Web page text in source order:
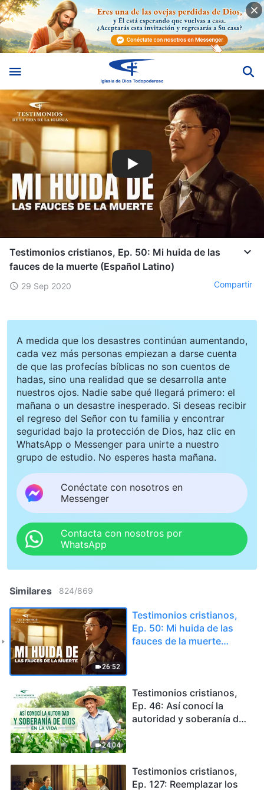
Testimonios cristianos, Ep. 50: Mi huida de las
fauces de la muerte (Español Latino)
29 Sep 2020 Compartir
A medida que los desastres continúan aumentando,
cada vez más personas empiezan a darse cuenta
de que las profecías bíblicas no son cuentos de
hadas, sino una realidad que se desarrolla ante
nuestros ojos. Nadie sabe qué llegará primero: el
mañana o un desastre inesperado. Si deseas recibir
el regreso del Señor con tu familia y encontrar
seguridad bajo la protección de Dios, haz clic en
WhatsApp o Messenger para unirte a nuestro
grupo de estudio. No esperes hasta mañana.
Conéctate con nosotros en
Messenger
Contacta con nosotros por
WhatsApp
Similares 824/869
26:52
Testimonios cristianos,
Ep. 50: Mi huida de las
fauces de la muerte
24:04
Testimonios cristianos,
Ep. 46: Así conocí la
autoridad y soberanía de
Testimonios cristianos,
Ep. 127: Reemplazar los